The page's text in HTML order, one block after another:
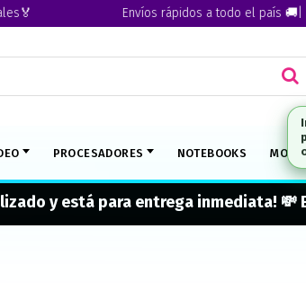
Envíos rápidos a todo el país 🚚|
PROCESADORES NOTEBOOKS
y está para entrega inmediata!